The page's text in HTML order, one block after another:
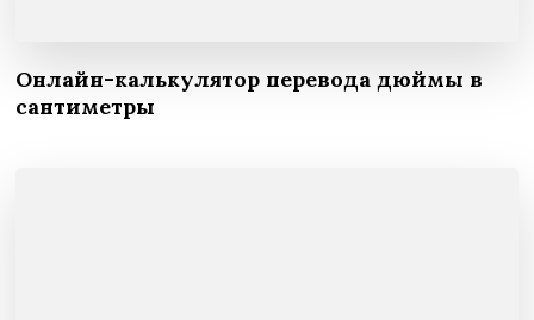
Онлайн-калькулятор перевода дюймы в
сантиметры